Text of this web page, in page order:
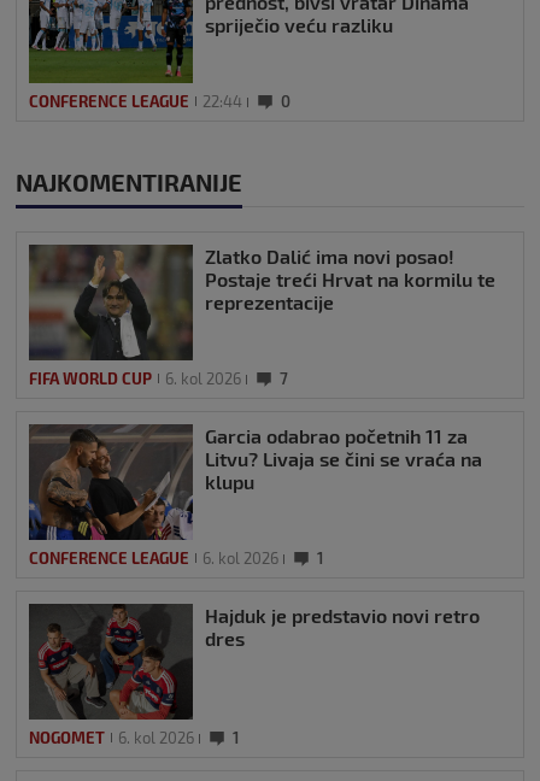
spriječio veću razliku
CONFERENCE LEAGUE 22:44 0
NAJKOMENTIRANIJE
Zlatko Dalić ima novi posao!
Postaje treći Hrvat na kormilu te
reprezentacije
FIFA WORLD CUP 6. kol 2026 7
Garcia odabrao početnih 11 za
Litvu? Livaja se čini se vraća na
klupu
CONFERENCE LEAGUE 6. kol 2026 1
Hajduk je predstavio novi retro
dres
NOGOMET 6. kol 2026 1